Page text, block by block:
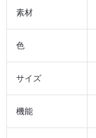
素材
色
サイズ
機能